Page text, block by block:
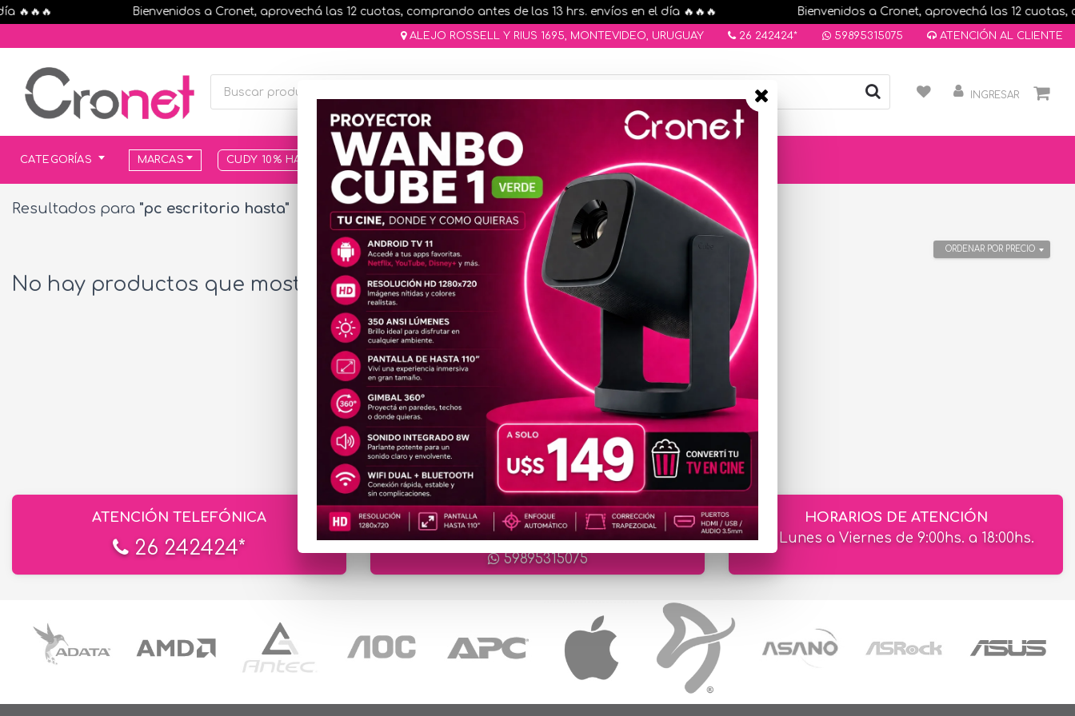
Bienvenidos a Cronet, aprovechá las 12 cuotas, comprando antes de las 13 hrs. envíos en el día 🔥🔥🔥 Bienvenidos a Cronet, aprovechá las 12 cuotas,
ALEJO ROSSELL Y RIUS 1695, MONTEVIDEO, URUGUAY 26 242424* 59895315075 ATENCIÓN AL CLIENTE
INGRESAR
CATEGORÍAS MARCAS CUDY 10% HASTA AGOTAR STOCK MOVILIDAD ELÉCTRICA 25% OFF
Resultados para "pc escritorio hasta"
ORDENAR POR PRECIO
No hay productos que mostrar...
artículos en total
ATENCIÓN TELEFÓNICA
26 242424*
ATENCIÓN ONLINE
ventas@cronet.uy
59895315075
HORARIOS DE ATENCIÓN
de Lunes a Viernes de 9:00hs. a 18:00hs.